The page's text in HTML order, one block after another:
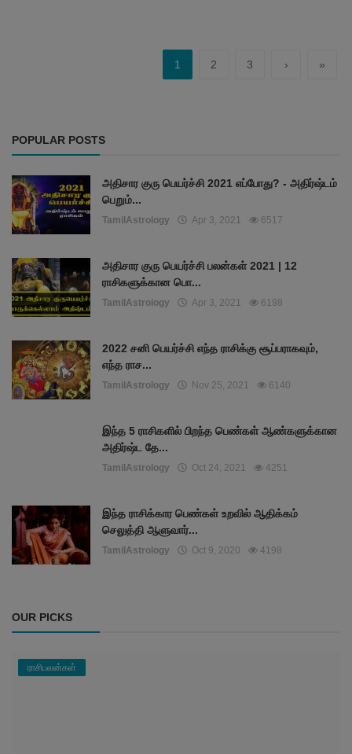
1 2 3 › »
POPULAR POSTS
அதிசார குரு பெயர்ச்சி 2021 எப்போது? - அதிர்ஷ்டம்
பெறும்...
TamilAstrology Apr 3, 2021 6517
அதிசார குரு பெயர்ச்சி பலன்கள் 2021 | 12
ராசிகளுக்கான பொ...
TamilAstrology Apr 3, 2021 6198
2022 சனி பெயர்ச்சி எந்த ராசிக்கு சூப்பராகவும்,
எந்த ராச...
TamilAstrology Nov 25, 2021 6140
இந்த 5 ராசிகளில் பிறந்த பெண்கள் ஆண்களுக்கான
அதிர்ஷ்ட தே...
TamilAstrology Oct 24, 2021 4251
இந்த ராசிக்கார பெண்கள் உறவில் ஆதிக்கம்
செலுத்தி ஆளுவார்...
TamilAstrology Oct 9, 2020 4198
OUR PICKS
ராசிபலன்கள்